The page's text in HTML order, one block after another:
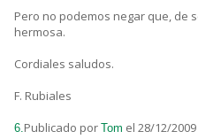
Pero no podemos negar que, de
hermosa.
Cordiales saludos.
F. Rubiales
6.Publicado por Tom el 28/12/2009